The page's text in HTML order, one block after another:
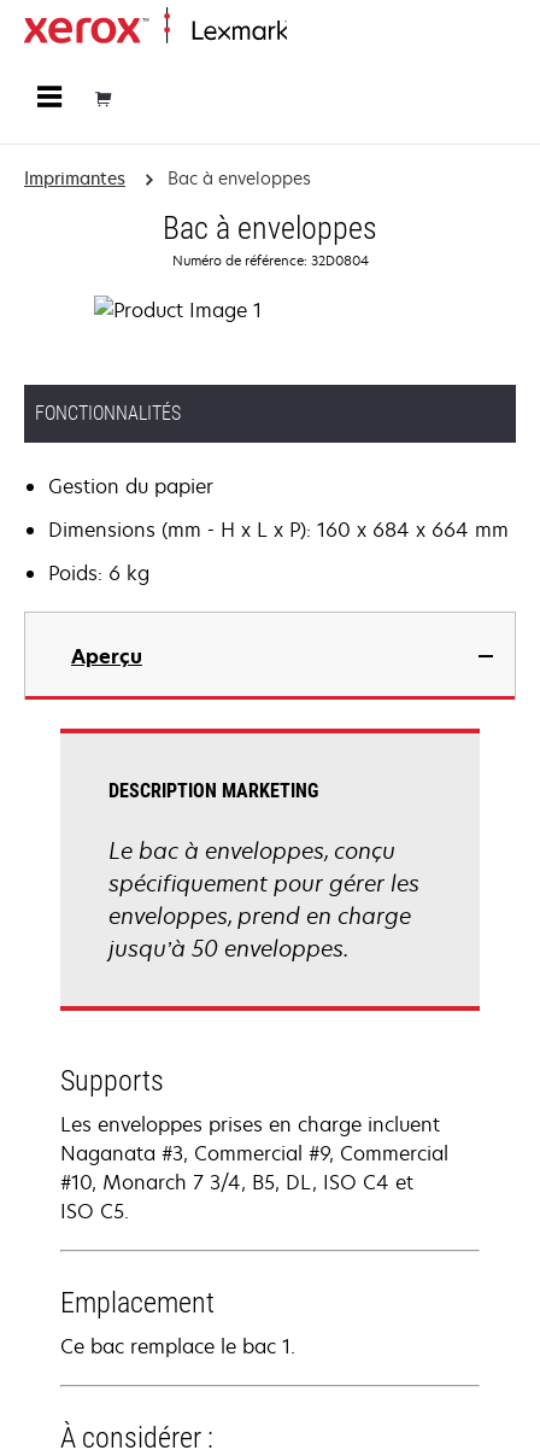
Imprimantes Bac à enveloppes
Bac à enveloppes
Numéro de référence: 32D0804
FONCTIONNALITÉS
Gestion du papier
Dimensions (mm - H x L x P): 160 x 684 x 664 mm
Poids: 6 kg
Aperçu
DESCRIPTION MARKETING
Le bac à enveloppes, conçu
spécifiquement pour gérer les
enveloppes, prend en charge
jusqu’à 50 enveloppes.
Supports
Les enveloppes prises en charge incluent
Naganata #3, Commercial #9, Commercial
#10, Monarch 7 3/4, B5, DL, ISO C4 et
ISO C5.
Emplacement
Ce bac remplace le bac 1.
À considérer :